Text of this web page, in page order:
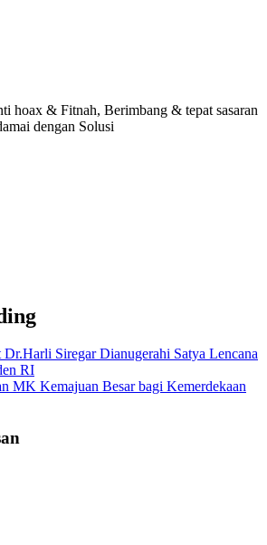
hoax & Fitnah, Berimbang & tepat sasaran
dengan Solusi
Siregar Dianugerahi Satya Lencana
RI
MK Kemajuan Besar bagi Kemerdekaan